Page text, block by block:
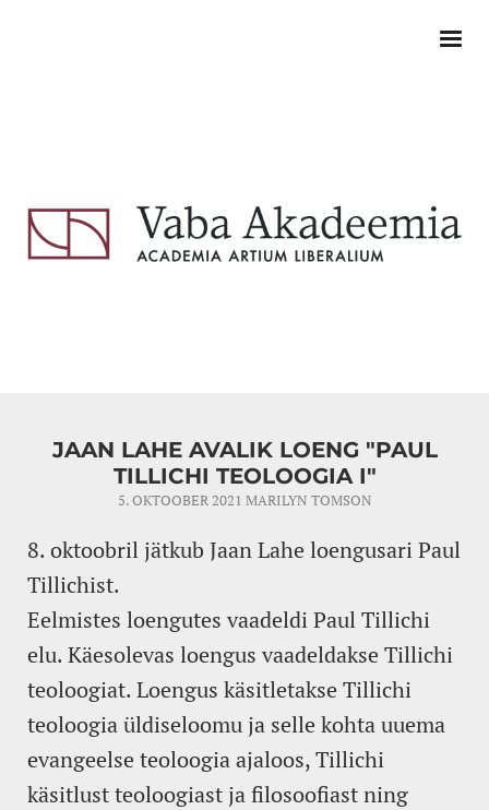
JAAN LAHE AVALIK LOENG "PAUL
TILLICHI TEOLOOGIA I"
5. OKTOOBER 2021 MARILYN TOMSON
8. oktoobril jätkub Jaan Lahe loengusari Paul
Tillichist.
Eelmistes loengutes vaadeldi Paul Tillichi
elu. Käesolevas loengus vaadeldakse Tillichi
teoloogiat. Loengus käsitletakse Tillichi
teoloogia üldiseloomu ja selle kohta uuema
evangeelse teoloogia ajaloos, Tillichi
käsitlust teoloogiast ja filosoofiast ning